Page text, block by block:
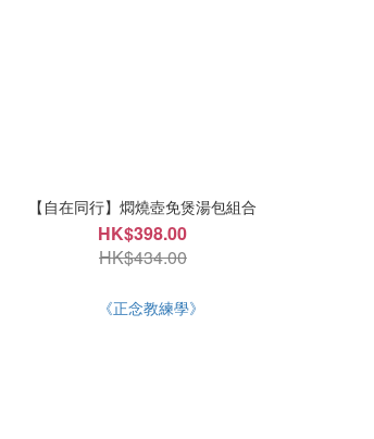
【自在同行】燜燒壺免煲湯包組合
HK$398.00
HK$434.00